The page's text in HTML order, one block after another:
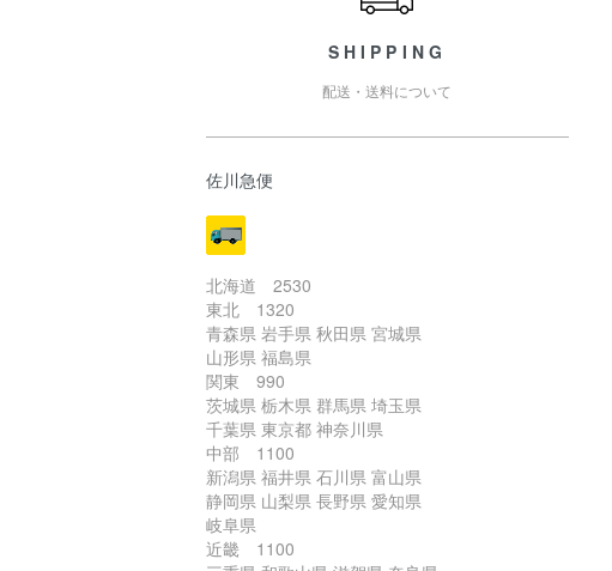
SHIPPING
配送・送料について
佐川急便
北海道 2530
東北 1320
青森県 岩手県 秋田県 宮城県
山形県 福島県
関東 990
茨城県 栃木県 群馬県 埼玉県
千葉県 東京都 神奈川県
中部 1100
新潟県 福井県 石川県 富山県
静岡県 山梨県 長野県 愛知県
岐阜県
近畿 1100